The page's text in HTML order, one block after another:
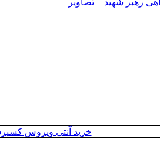
خرید آنتی ویروس